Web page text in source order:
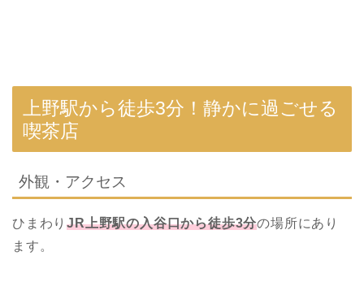
上野駅から徒歩3分！静かに過ごせる
喫茶店
外観・アクセス
ひまわりJR上野駅の入谷口から徒歩3分の場所にあり
ます。